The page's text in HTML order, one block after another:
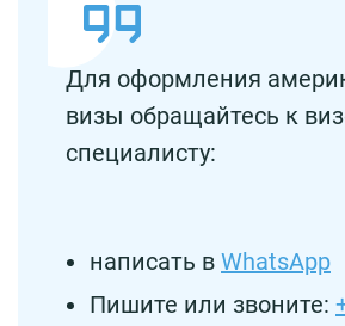
Для оформления
визы обращайтесь к
специалисту:
написать в WhatsApp
Пишите или звоните: